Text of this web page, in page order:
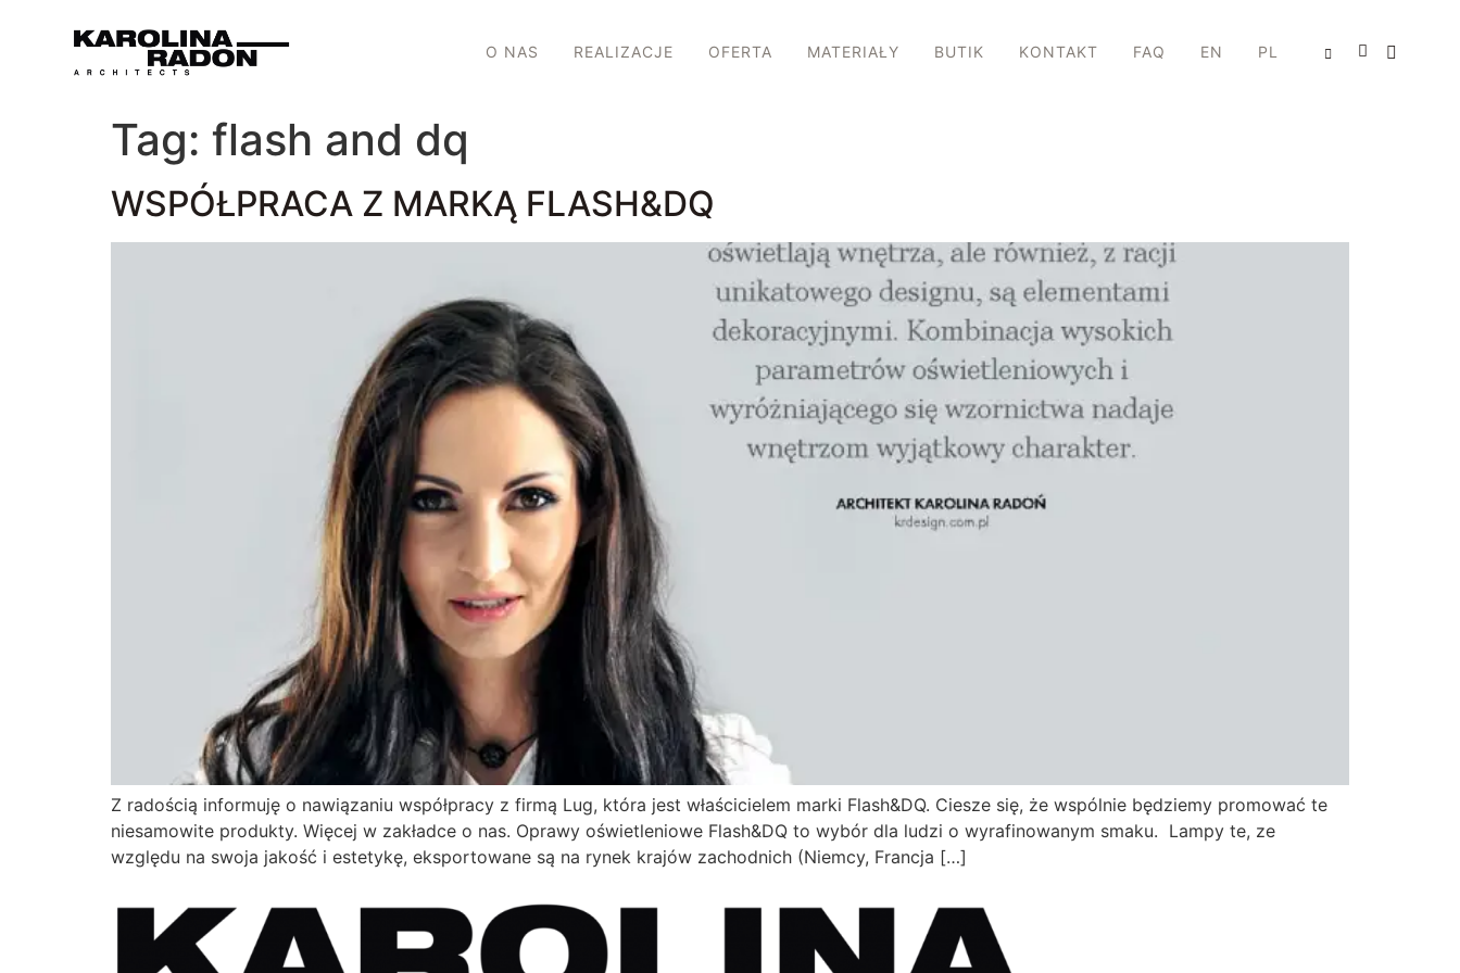
O NAS REALIZACJE OFERTA MATERIAŁY BUTIK KONTAKT FAQ EN PL
Tag: flash and dq
WSPÓŁPRACA Z MARKĄ FLASH&DQ
Z radością informuję o nawiązaniu współpracy z firmą Lug, która jest właścicielem marki Flash&DQ. Ciesze się, że wspólnie będziemy promować te
niesamowite produkty. Więcej w zakładce o nas. Oprawy oświetleniowe Flash&DQ to wybór dla ludzi o wyrafinowanym smaku. Lampy te, ze
względu na swoja jakość i estetykę, eksportowane są na rynek krajów zachodnich (Niemcy, Francja […]